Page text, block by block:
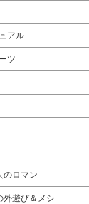
アル
ツ
のロマン
外遊び＆メシ